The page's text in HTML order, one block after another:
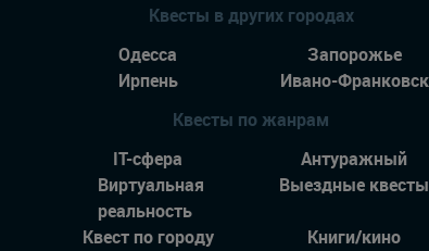
Квесты в других городах
Одесса Запорожье
Ирпень
Ивано-Франковск
Квесты по жанрам
IT-сфера Антуражный
Виртуальная
реальность
Выездные квесты
Квест по городу Книги/кино